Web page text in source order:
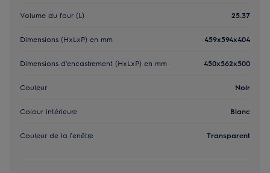
Volume du four (L) 25.37
Dimensions (HxLxP) en mm 459x594x404
Dimensions d'encastrement (HxLxP) en mm 450x562x500
Couleur Noir
Colour intérieure Blanc
Couleur de la fenêtre Transparent